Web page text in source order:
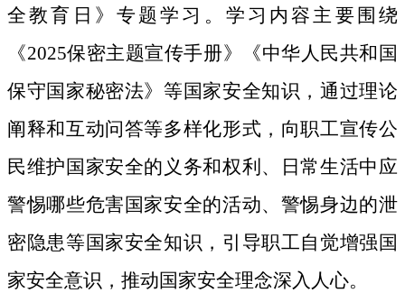
全教育日》专题学习。学习内容主要围绕
《2025保密主题宣传手册》《中华人民共和国
保守国家秘密法》等国家安全知识，通过理论
阐释和互动问答等多样化形式，向职工宣传公
民维护国家安全的义务和权利、日常生活中应
警惕哪些危害国家安全的活动、警惕身边的泄
密隐患等国家安全知识，引导职工自觉增强国
家安全意识，推动国家安全理念深入人心。